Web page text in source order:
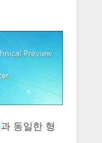
과 동일한 형